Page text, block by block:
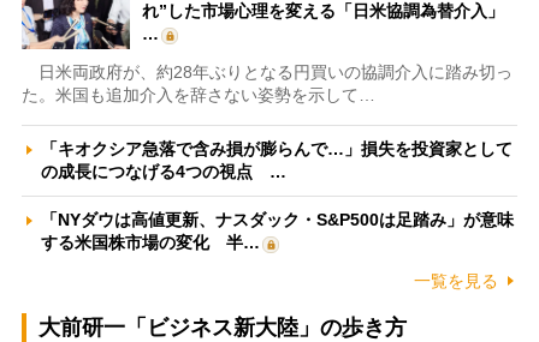
れ”した市場心理を変える「日米協調為替介入」
…
日米両政府が、約28年ぶりとなる円買いの協調介入に踏み切っ
た。米国も追加介入を辞さない姿勢を示して…
「キオクシア急落で含み損が膨らんで…」損失を投資家として
の成長につなげる4つの視点 …
「NYダウは高値更新、ナスダック・S&P500は足踏み」が意味
する米国株市場の変化 半…
一覧を見る
大前研一「ビジネス新大陸」の歩き方